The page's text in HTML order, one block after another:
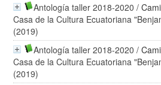
Antología taller 2018-2020 /
Casa de la Cultura Ecuatoriana
(2019)
Antología taller 2018-2020 /
Casa de la Cultura Ecuatoriana
(2019)